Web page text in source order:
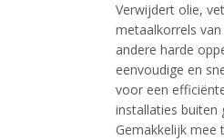
Verwijdert olie,
metaalkorrels
andere harde
eenvoudige en
voor een
installaties buiten
Gemakkelijk mee